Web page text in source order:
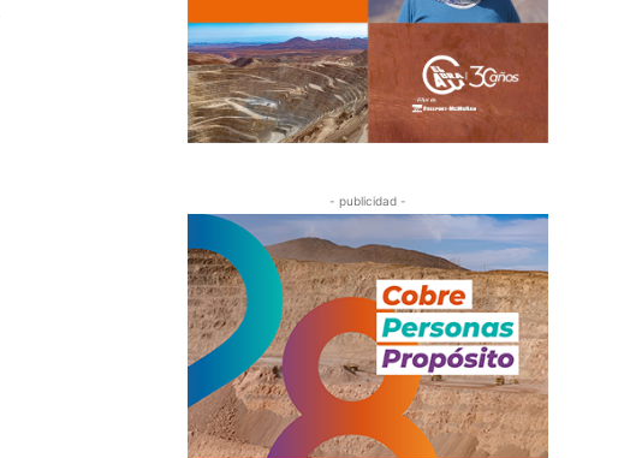
- publicidad -